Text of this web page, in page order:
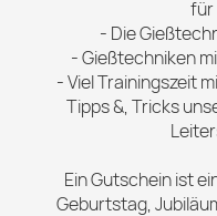
für
- Die
- Gießtechniken
- Viel Trainingszeit
Tipps &, Tricks
Ein Gutschein ist
Geburtstag,